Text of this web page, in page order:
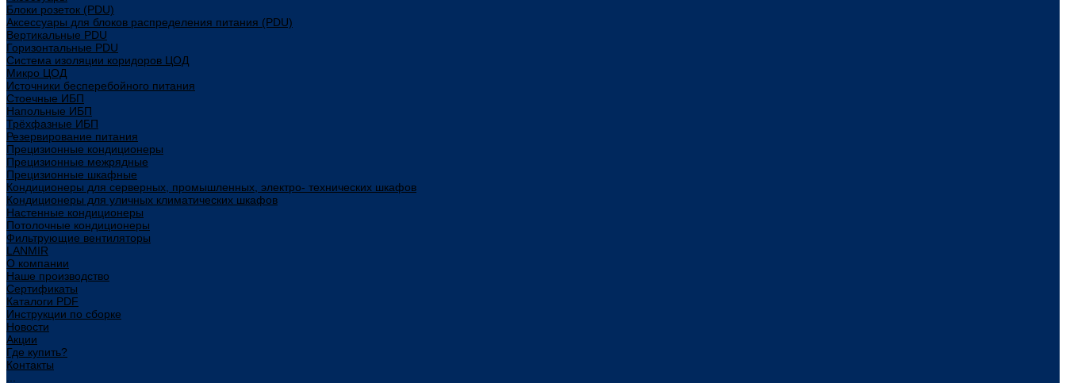
Блоки розеток (PDU)
Аксессуары для блоков распределения питания (PDU)
Вертикальные PDU
Горизонтальные PDU
Система изоляции коридоров ЦОД
Микро ЦОД
Источники бесперебойного питания
Стоечные ИБП
Напольные ИБП
Трёхфазные ИБП
Резервирование питания
Прецизионные кондиционеры
Прецизионные межрядные
Прецизионные шкафные
Кондиционеры для серверных, промышленных, электро- технических шкафов
Кондиционеры для уличных климатических шкафов
Настенные кондиционеры
Потолочные кондиционеры
Фильтрующие вентиляторы
LANMIR
О компании
Наше производство
Сертификаты
Каталоги PDF
Инструкции по сборке
Новости
Акции
Где купить?
Контакты